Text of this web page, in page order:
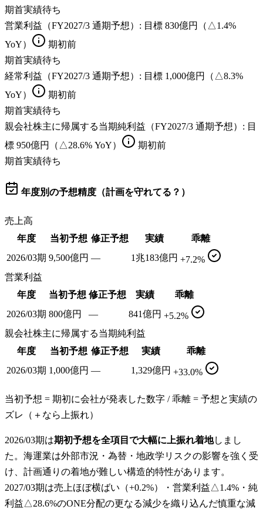
期首実績待ち
営業利益（FY2027/3 通期予想） : 目標 830億円（△1.4%
YoY）
期初前
期首実績待ち
経常利益（FY2027/3 通期予想） : 目標 1,000億円（△8.3%
YoY）
期初前
期首実績待ち
親会社株主に帰属する当期純利益（FY2027/3 通期予想） : 目
標 950億円（△28.6% YoY）
期初前
期首実績待ち
年度別の予想精度（計画を守れてる？）
売上高
年度
当初予想 修正予想 実績
乖離
2026/03期 9,500億円 — 1兆183億円 +7.2%
営業利益
年度
当初予想 修正予想 実績
乖離
2026/03期 800億円 — 841億円 +5.2%
親会社株主に帰属する当期純利益
年度
当初予想 修正予想 実績
乖離
2026/03期 1,000億円 — 1,329億円 +33.0%
当初予想 = 期初に会社が発表した数字 / 乖離 = 予想と実績の
ズレ（＋なら上振れ）
2026/03期は期初予想を全項目で大幅に上振れ着地しまし
た。海運業は外部市況・為替・地政学リスクの影響を強く受
け、計画通りの着地が難しい構造的特性があります。
2027/03期は売上ほぼ横ばい（+0.2%）・営業利益△1.4%・純
利益△28.6%のONE分配の更なる減少を織り込んだ慎重な減